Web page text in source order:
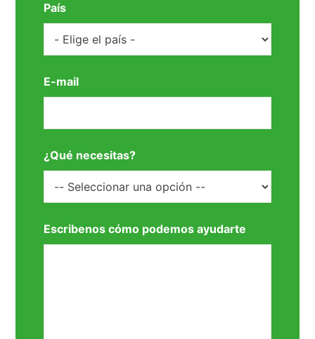
País
E-mail
¿Qué necesitas?
Escribenos cómo podemos ayudarte